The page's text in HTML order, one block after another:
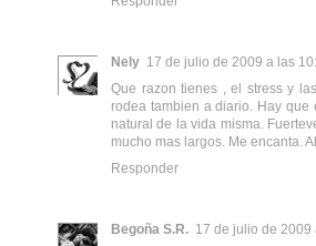
Nely 17 de julio de 2009 a las
Que razon tienes , el stress y
rodea tambien a diario. Hay que
natural de la vida misma.
mucho mas largos. Me encanta.
Responder
Begoña S.R. 17 de julio de 2009